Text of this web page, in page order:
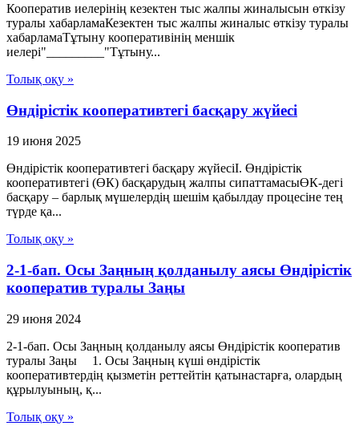
Кооператив иелерінің кезектен тыс жалпы жиналысын өткізу
туралы хабарламаКезектен тыс жалпы жиналыс өткізу туралы
хабарламаТұтыну кооперативінің меншік
иелері"_________"Тұтыну...
Толық оқу »
Өндірістік кооперативтегі басқару жүйесі
19 июня 2025
Өндірістік кооперативтегі басқару жүйесіI. Өндірістік
кооперативтегі (ӨК) басқарудың жалпы сипаттамасыӨК-дегі
басқару – барлық мүшелердің шешім қабылдау процесіне тең
түрде қа...
Толық оқу »
2-1-бап. Осы Заңның қолданылу аясы Өндiрiстiк
кооператив туралы Заңы
29 июня 2024
2-1-бап. Осы Заңның қолданылу аясы Өндiрiстiк кооператив
туралы Заңы 1. Осы Заңның күші өндірістік
кооперативтердің қызметін реттейтін қатынастарға, олардың
құрылуының, қ...
Толық оқу »